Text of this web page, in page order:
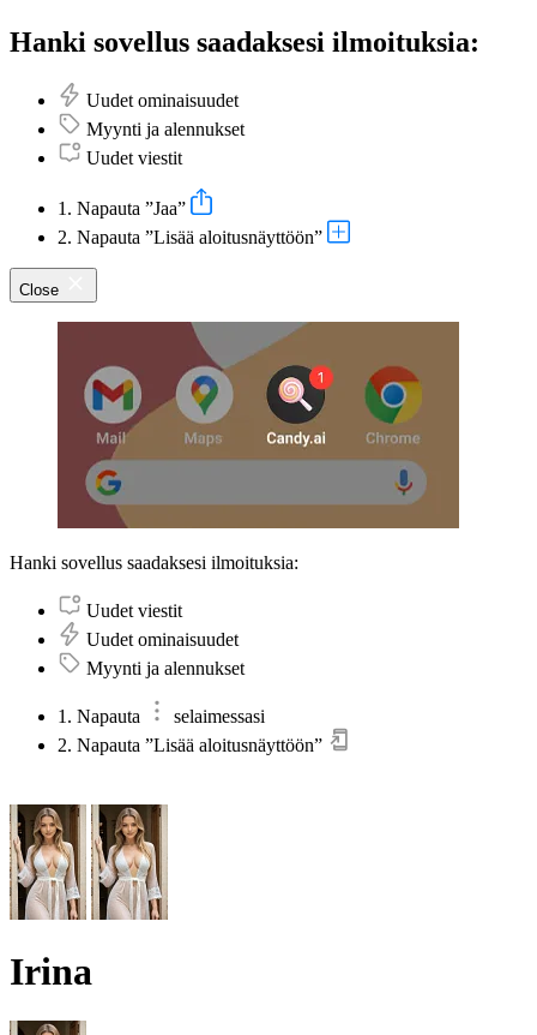
Hanki sovellus saadaksesi ilmoituksia:
Uudet ominaisuudet
Myynti ja alennukset
Uudet viestit
1. Napauta ”Jaa”
2. Napauta ”Lisää aloitusnäyttöön”
Close
Hanki sovellus saadaksesi ilmoituksia:
Uudet viestit
Uudet ominaisuudet
Myynti ja alennukset
1. Napauta
selaimessasi
2. Napauta ”Lisää aloitusnäyttöön”
Irina